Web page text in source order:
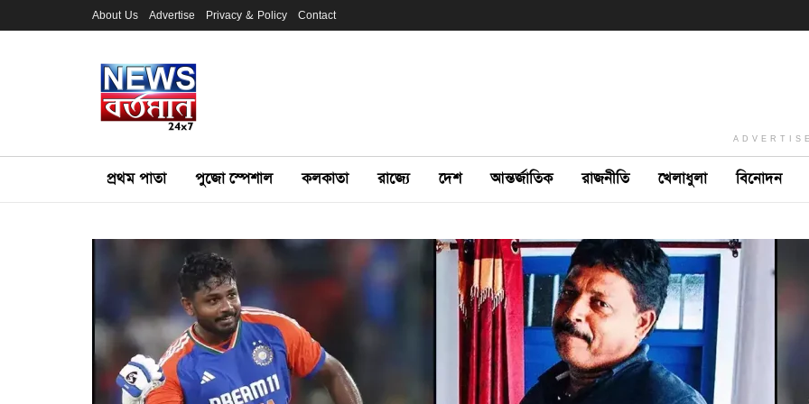
About Us Advertise Privacy & Policy Contact
প্রথম পাতা পুজো স্পেশাল কলকাতা রাজ্যে দেশ আন্তর্জাতিক রাজনীতি খেলাধুলা বিনোদন